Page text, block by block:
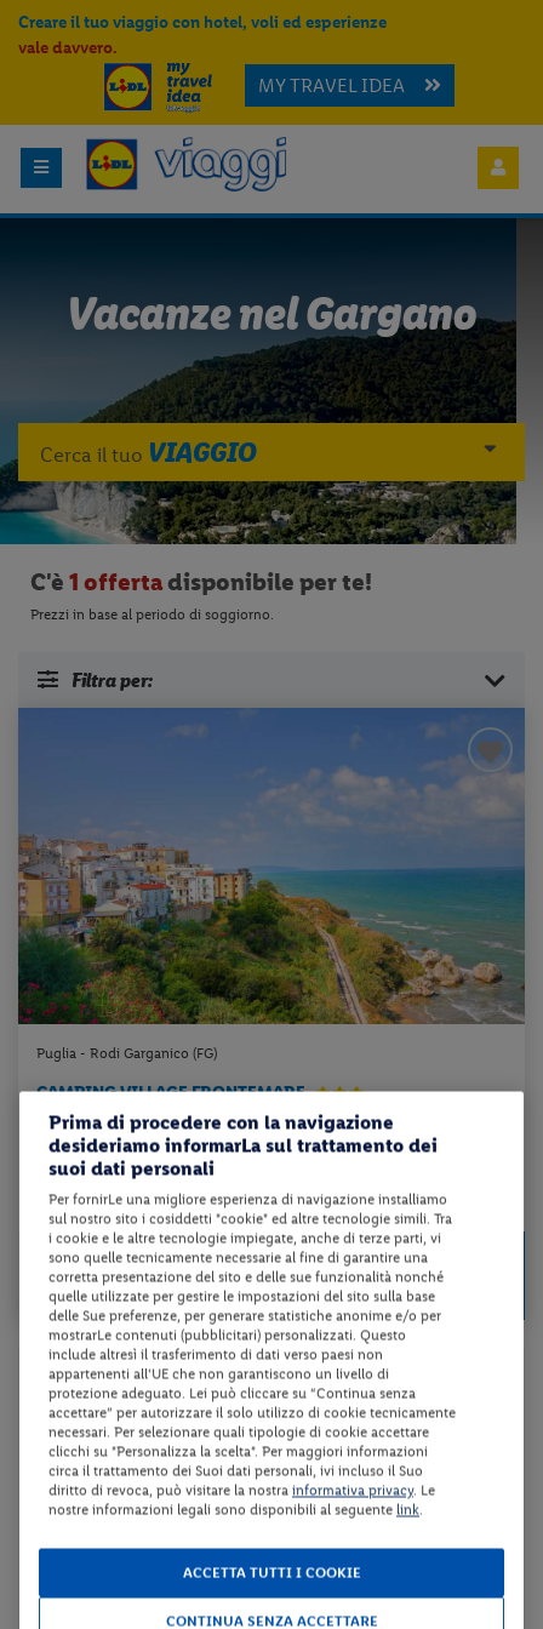
Creare il tuo viaggio con hotel, voli ed esperienze
vale davvero.
MY TRAVEL IDEA
Vacanze nel Gargano
Cerca il tuo VIAGGIO
C'è1 offertadisponibile per te!
Prezzi in base al periodo di soggiorno.
Filtra per:
Puglia - Rodi Garganico (FG)
CAMPING VILLAGE FRONTEMARE
soft All Inclusive + servizio spiaggia + utilizzo della piscina scope...
da 174 € per notte
Check-in
il 30/08/26 da1215 €
per unità per 7 notti
Gargano
Il Gargano è un promontorio dalla natura incontaminata che
offre una notevole varietà di paesaggi che rendono la
regione particolarmente adatta ad ogni tipologia di
del turismo ecologico, di quello culturale ed anche di quello
religioso. Quando arriva la bella stagione sono numerosi
Prima di procedere con la navigazione
desideriamo informarLa sul trattamento dei
suoi dati personali
Per fornirLe una migliore esperienza di navigazione installiamo
sul nostro sito i cosiddetti "cookie" ed altre tecnologie simili. Tra
i cookie e le altre tecnologie impiegate, anche di terze parti, vi
sono quelle tecnicamente necessarie al fine di garantire una
corretta presentazione del sito e delle sue funzionalità nonché
quelle utilizzate per gestire le impostazioni del sito sulla base
delle Sue preferenze, per generare statistiche anonime e/o per
mostrarLe contenuti (pubblicitari) personalizzati. Questo
include altresì il trasferimento di dati verso paesi non
appartenenti all'UE che non garantiscono un livello di
protezione adeguato. Lei può cliccare su “Continua senza
accettare” per autorizzare il solo utilizzo di cookie tecnicamente
necessari. Per selezionare quali tipologie di cookie accettare
clicchi su "Personalizza la scelta". Per maggiori informazioni
circa il trattamento dei Suoi dati personali, ivi incluso il Suo
diritto di revoca, può visitare la nostra informativa privacy. Le
nostre informazioni legali sono disponibili al seguente link.
ACCETTA TUTTI I COOKIE
CONTINUA SENZA ACCETTARE